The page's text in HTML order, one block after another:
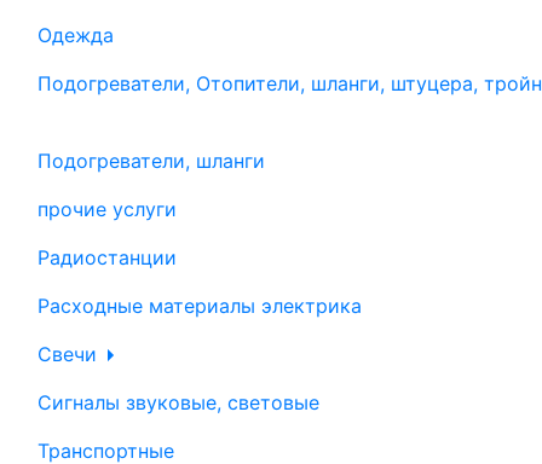
Одежда
Подогреватели, Отопители, шланги, штуцера,
Подогреватели, шланги
прочие услуги
Радиостанции
Расходные материалы электрика
Свечи
Сигналы звуковые, световые
Транспортные